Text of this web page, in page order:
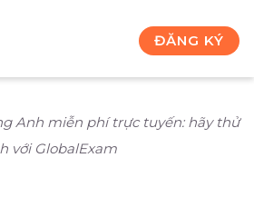
ĐĂNG KÝ
Anh miễn phí trực tuyến: hãy thử
với GlobalExam